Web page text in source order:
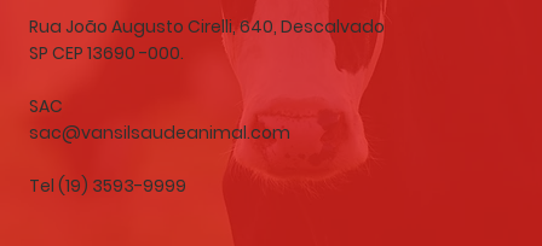
Rua João Augusto Cirelli, 640, Descalvado
SP CEP 13690 -000.
SAC
sac@vansilsaudeanimal.com
Tel (19) 3593-9999